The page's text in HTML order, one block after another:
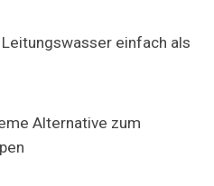
einfach als
Alternative zum